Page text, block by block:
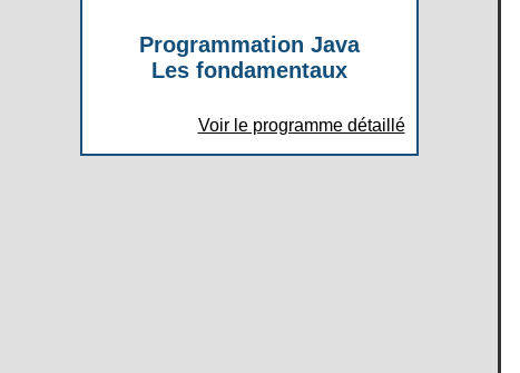
Programmation Java
Les fondamentaux
Voir le programme détaillé